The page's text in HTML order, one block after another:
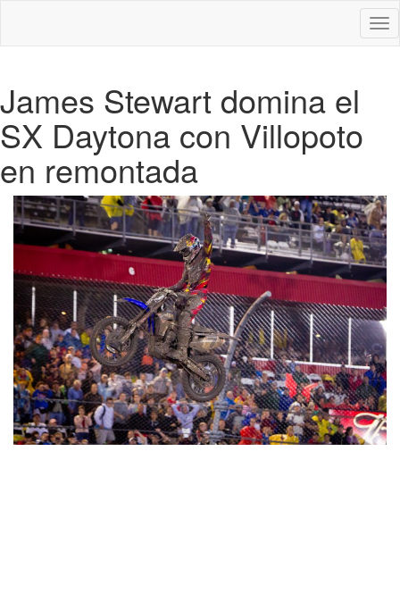
James Stewart domina el
SX Daytona con Villopoto
en remontada